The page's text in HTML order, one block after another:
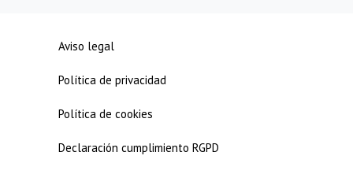
Aviso legal
Política de privacidad
Política de cookies
Declaración cumplimiento RGPD